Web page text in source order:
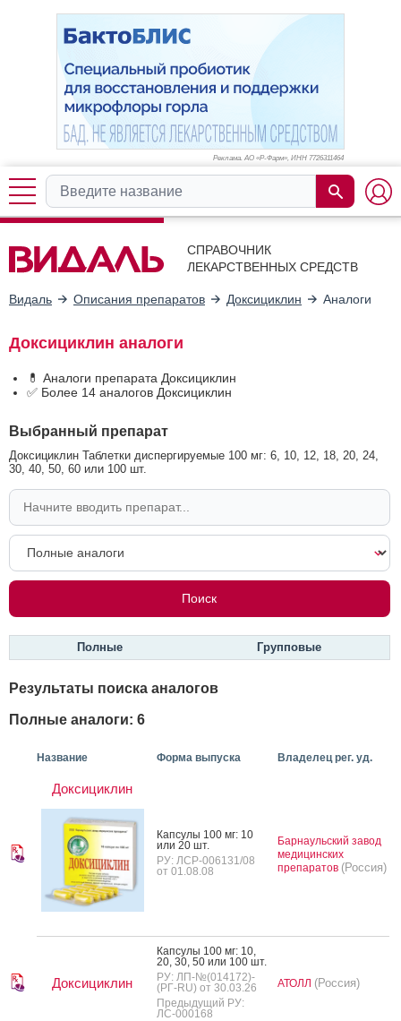
Реклама. АО «Р-Фарм», ИНН 7726311464
СПРАВОЧНИК
ЛЕКАРСТВЕННЫХ СРЕДСТВ
Видаль Описания препаратов Доксициклин Аналоги
Доксициклин аналоги
💊 Аналоги препарата Доксициклин
✅ Более 14 аналогов Доксициклин
Выбранный препарат
Доксициклин Таблетки диспергируемые 100 мг: 6, 10, 12, 18, 20, 24,
30, 40, 50, 60 или 100 шт.
Полные Групповые
Результаты поиска аналогов
Полные аналоги: 6
Название Форма выпуска Владелец рег. уд.
Доксициклин
Кап­су­лы 100 мг: 10
или 20 шт.
РУ: ЛСР-006131/08
от 01.08.08
Барнаульский завод
медицинских
препаратов (Россия)
Доксициклин
Кап­су­лы 100 мг: 10,
20, 30, 50 или 100 шт.
РУ: ЛП-№(014172)-
(РГ-RU) от 30.03.26
Предыдущий РУ:
ЛС-000168
АТОЛЛ (Россия)